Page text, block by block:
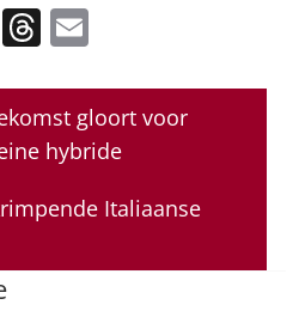
Li T
re
a
d
s
ai
l
gloort voor
hybride
Italiaanse